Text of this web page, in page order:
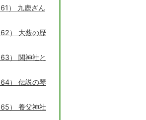
） 九鹿ざん
） 大薮の歴
） 関神社と
） 伝説の琴
） 養父神社